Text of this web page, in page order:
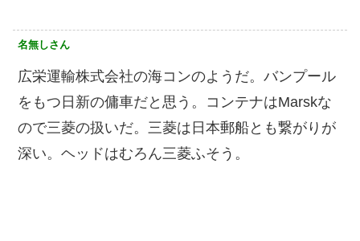
名無しさん
広栄運輸株式会社の海コンのようだ。バンプール
をもつ日新の傭車だと思う。コンテナはMarskな
ので三菱の扱いだ。三菱は日本郵船とも繋がりが
深い。ヘッドはむろん三菱ふそう。